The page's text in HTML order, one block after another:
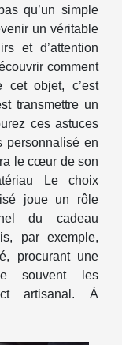
qu’un simple
un véritable
et d’attention
comment
cet objet, c’est
transmettre un
ces astuces
personnalisé en
le cœur de son
Le choix
joue un rôle
du cadeau
par exemple,
procurant une
souvent les
artisanal. À